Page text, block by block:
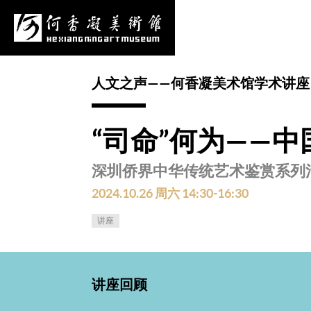
项目申报 采购公告 更多
人文之声——何香凝美术馆学术讲座
“司命”何为——中
深圳侨界中华传统艺术鉴赏系列
2024.10.26 周六 14:30-16:30
讲座
讲座回顾